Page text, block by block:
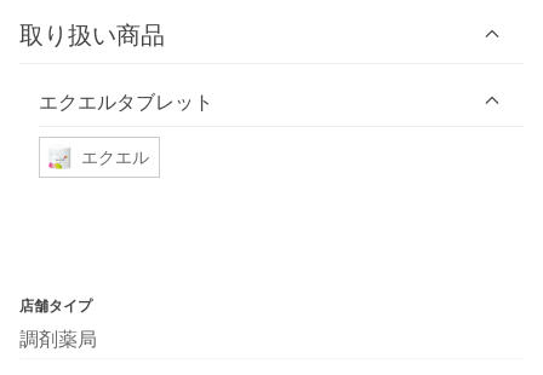
取り扱い商品
エクエルタブレット
エクエル
店舗タイプ
調剤薬局